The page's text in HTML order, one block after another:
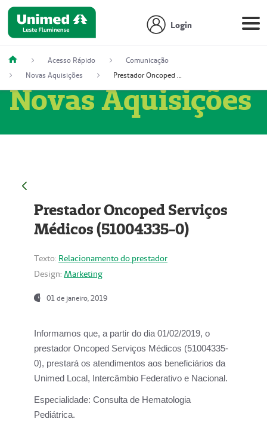
Login
Acesso Rápido
Comunicação
Novas Aquisições
Prestador Oncoped Serviços Médicos (51004335-0)
Novas Aquisições
Prestador Oncoped Serviços
Médicos (51004335-0)
Texto: Relacionamento do prestador
Design: Marketing
01 de janeiro, 2019
Informamos que, a partir do dia 01/02/2019, o
prestador Oncoped Serviços Médicos (51004335-
0), prestará os atendimentos aos beneficiários da
Unimed Local, Intercâmbio Federativo e Nacional.
Especialidade: Consulta de Hematologia
Pediátrica.